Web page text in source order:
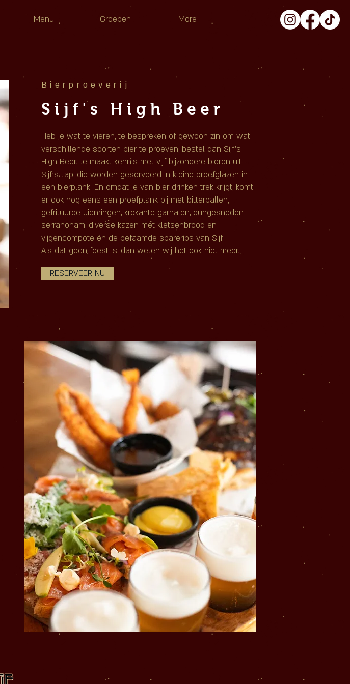
Menu Groepen More
Bierproeverij
Sijf's High Beer
RESERVEER NU
Heb je wat te vieren, te bespreken of gewoon zin om wat
verschillende soorten bier te proeven, bestel dan Sijf's
High Beer. Je maakt kennis met vijf bijzondere bieren uit
Sijf's tap, die worden geserveerd in kleine proefglazen in
een bierplank. En omdat je van bier drinken trek krijgt, komt
er ook nog eens een proefplank bij met bitterballen,
gefrituurde uienringen, krokante garnalen, dungesneden
serranoham, diverse kazen met kletsenbrood en
vijgencompote én de befaamde spareribs van Sijf.
Als dat geen feest is, dan weten wij het ook niet meer.